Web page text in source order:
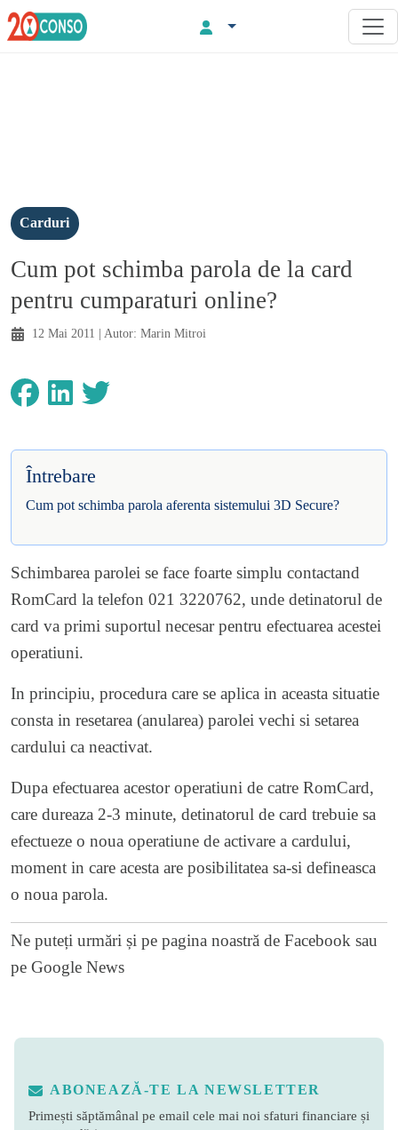
Carduri
Cum pot schimba parola de la card
pentru cumparaturi online?
12 Mai 2011 | Autor: Marin Mitroi
Întrebare
Cum pot schimba parola aferenta sistemului 3D Secure?
Schimbarea parolei se face foarte simplu contactand
RomCard la telefon 021 3220762, unde detinatorul de
card va primi suportul necesar pentru efectuarea acestei
operatiuni.
In principiu, procedura care se aplica in aceasta situatie
consta in resetarea (anularea) parolei vechi si setarea
cardului ca neactivat.
Dupa efectuarea acestor operatiuni de catre RomCard,
care dureaza 2-3 minute, detinatorul de card trebuie sa
efectueze o noua operatiune de activare a cardului,
moment in care acesta are posibilitatea sa-si defineasca
o noua parola.
Ne puteți urmări și pe pagina noastră de Facebook sau
pe Google News
ABONEAZĂ-TE LA NEWSLETTER
Primești săptămânal pe email cele mai noi sfaturi financiare și